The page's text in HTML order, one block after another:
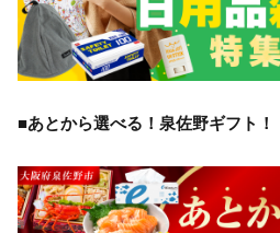
■あとから選べる！泉佐野ギフト！